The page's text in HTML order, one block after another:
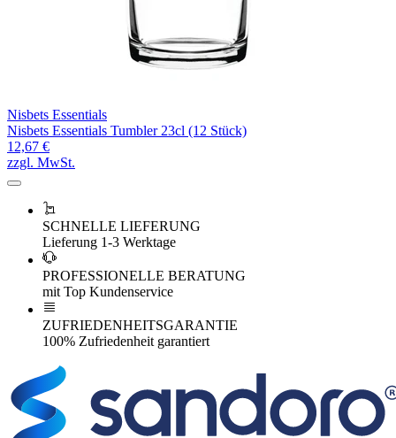
Nisbets Essentials
Nisbets Essentials Tumbler 23cl (12 Stück)
12,67 €
zzgl. MwSt.
SCHNELLE LIEFERUNG
Lieferung 1-3 Werktage
PROFESSIONELLE BERATUNG
mit Top Kundenservice
ZUFRIEDENHEITSGARANTIE
100% Zufriedenheit garantiert